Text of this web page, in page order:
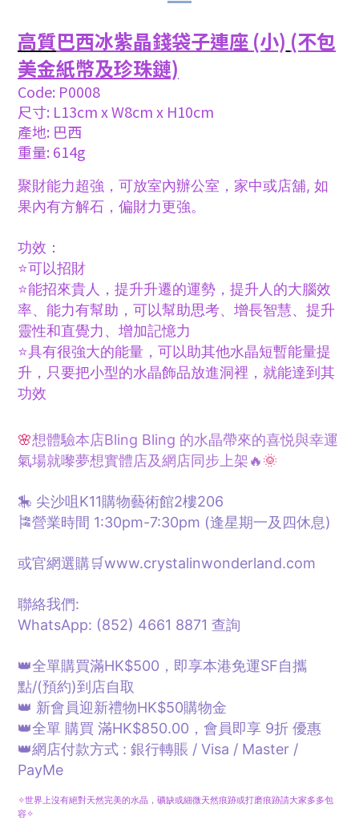
高質巴西冰紫晶錢袋子連座 (小) (不包
美金紙幣及珍珠鏈)
Code: P0008
尺寸: L13cm x W8cm x H10cm
產地: 巴西
重量: 614g
聚財能力超強，可放室內辦公室，家中或店舖, 如
果內有方解石，偏財力更強。
功效：
⭐️可以招財
⭐️能招來貴人，提升升遷的運勢，提升人的大腦效
率、能力有幫助，可以幫助思考、增長智慧、提升
靈性和直覺力、增加記憶力
⭐️具有很強大的能量，可以助其他水晶短暫能量提
升，只要把小型的水晶飾品放進洞裡，就能達到其
功效
🌸想體驗本店Bling Bling 的水晶帶來的喜悦與幸運
氣場就嚟夢想實體店及網店同步上架🔥🌞
🎠 尖沙咀K11購物藝術館2樓206
🎏營業時間 1:30pm-7:30pm (逢星期一及四休息)
或官網選購🛒www.crystalinwonderland.com
聯絡我們:
WhatsApp: (852) 4661 8871 查詢
👑全單購買滿HK$500，即享本港免運SF自攜
點/(預約)到店自取
👑 新會員迎新禮物HK$50購物金
👑全單 購買 滿HK$850.00，會員即享 9折 優惠
👑網店付款方式 : 銀行轉賬 / Visa / Master /
PayMe
✧世界上沒有絕對天然完美的水晶，礦缺或細微天然痕跡或打磨痕跡請大家多多包
容✧